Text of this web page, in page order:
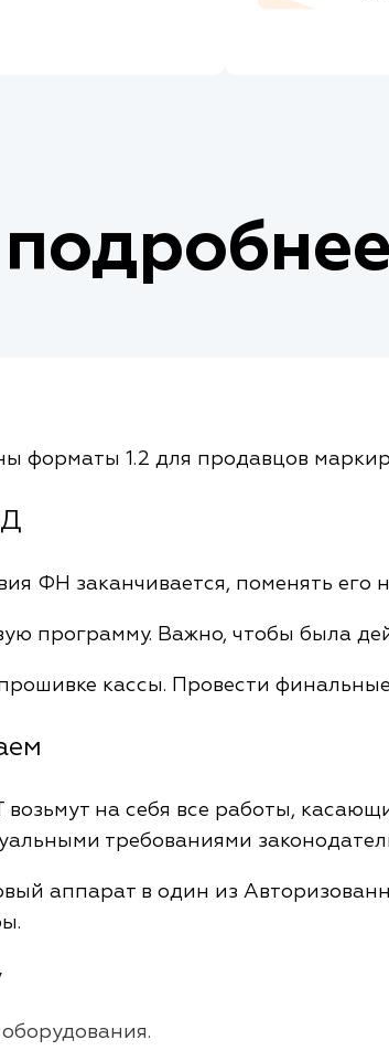
форматы 1.2 для продавцов
ФН заканчивается, поменять
программу. Важно, чтобы была
кассы. Провести
на себя все работы,
требованиями
аппарат в один из